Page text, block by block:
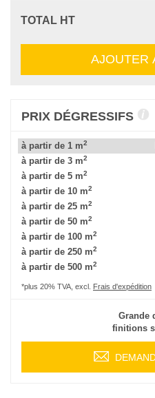
TOTAL HT
AJOUTER
PRIX DÉGRESSIFS
à partir de 1 m2
à partir de 3 m2
à partir de 5 m2
à partir de 10 m2
à partir de 25 m2
à partir de 50 m2
à partir de 100 m2
à partir de 250 m2
à partir de 500 m2
*plus 20% TVA, excl. Frais d'expédition
Grande
finitions